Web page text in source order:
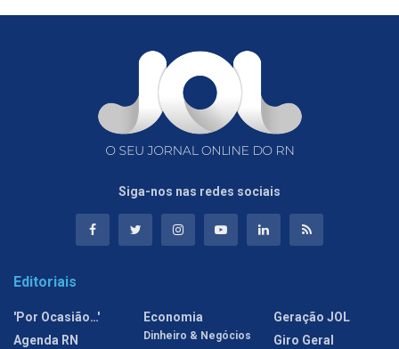
Siga-nos nas redes sociais
Editoriais
'Por Ocasião…'
Agenda RN
Economia
Dinheiro & Negócios
Geração JOL
Giro Geral